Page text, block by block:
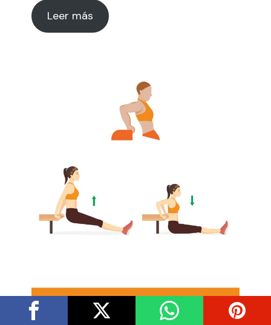
Leer más